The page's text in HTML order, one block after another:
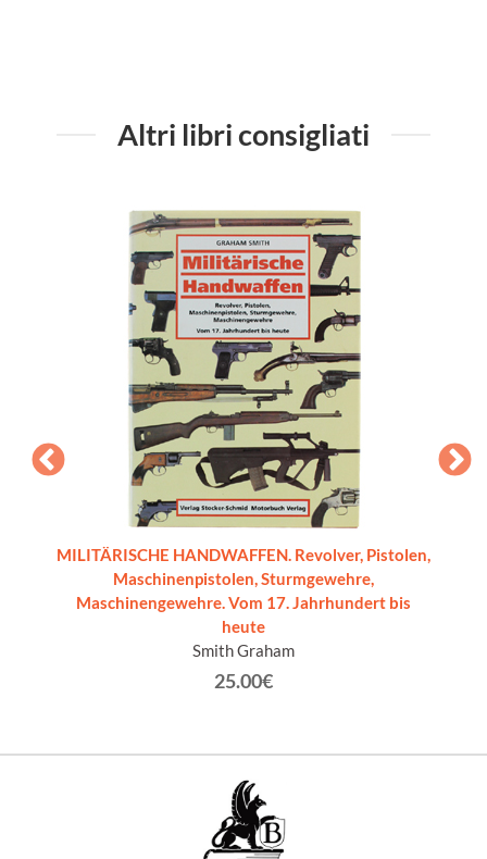
Altri libri consigliati
MILITÄRISCHE HANDWAFFEN. Revolver, Pistolen,
Maschinenpistolen, Sturmgewehre,
Maschinengewehre. Vom 17. Jahrhundert bis
heute
Smith Graham
25.00€